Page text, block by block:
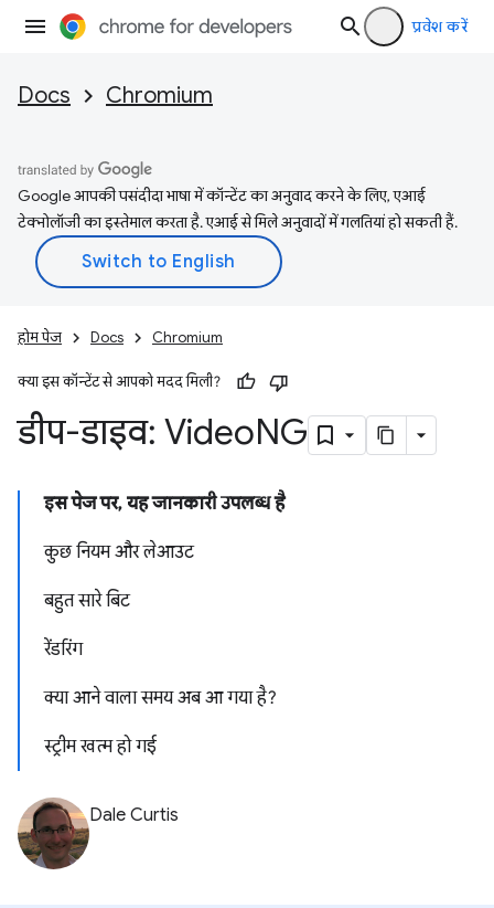
प्रवेश करें
Docs Chromium
Google आपकी पसंदीदा भाषा में कॉन्टेंट का अनुवाद करने के लिए, एआई
टेक्नोलॉजी का इस्तेमाल करता है. एआई से मिले अनुवादों में गलतियां हो सकती हैं.
होम पेज Docs Chromium
क्या इस कॉन्टेंट से आपको मदद मिली?
डीप-डाइव: VideoNG
इस पेज पर, यह जानकारी उपलब्ध है
कुछ नियम और लेआउट
बहुत सारे बिट
रेंडरिंग
क्या आने वाला समय अब आ गया है?
स्ट्रीम खत्म हो गई
Dale Curtis